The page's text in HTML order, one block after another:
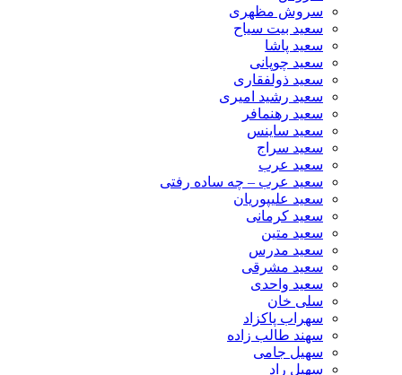
سروش مظهری
سعید بیت سیاح
سعید پاشا
سعید چوپانی
سعید ذولفقاری
سعید رشید امیری
سعید رهنمافر
سعید ساینس
سعید سراج
سعید عرب
سعید عرب – چه ساده رفتی
سعید علیپوریان
سعید کرمانی
سعید متین
سعید مدرس
سعید مشرقی
سعید واحدی
سلی خان
سهراب پاکزاد
سهند طالب زاده
سهیل جامی
سهیل راد